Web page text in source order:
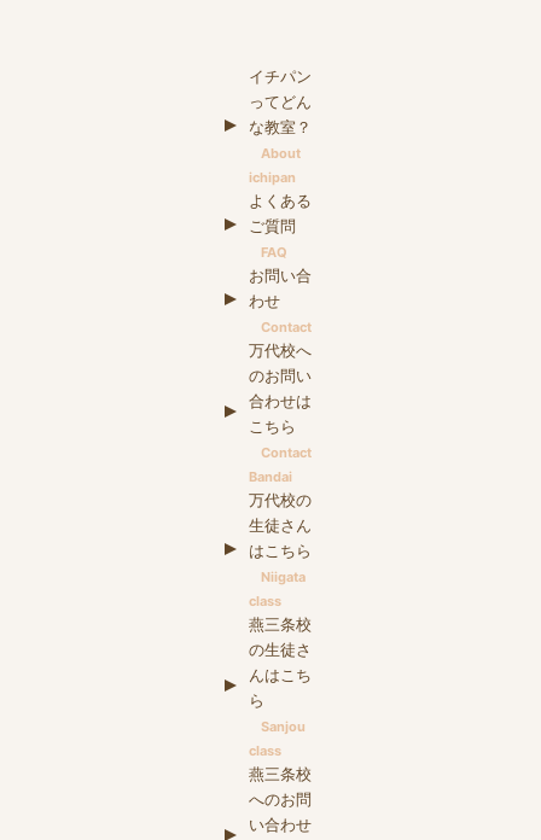
イチパン
ってどん
な教室？
About
ichipan
よくある
ご質問
FAQ
お問い合
わせ
Contact
万代校へ
のお問い
合わせは
こちら
Contact
Bandai
万代校の
生徒さん
はこちら
Niigata
class
燕三条校
の生徒さ
んはこち
ら
Sanjou
class
燕三条校
へのお問
い合わせ